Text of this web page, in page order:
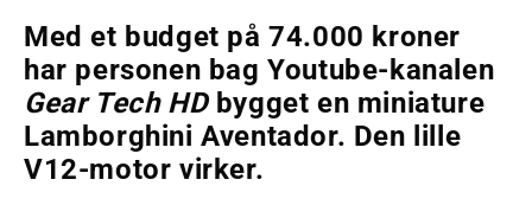
Med et budget på 74.000 kroner
har personen bag Youtube-kanalen
Gear Tech HDbygget en miniature
Lamborghini Aventador. Den lille
V12-motor virker.